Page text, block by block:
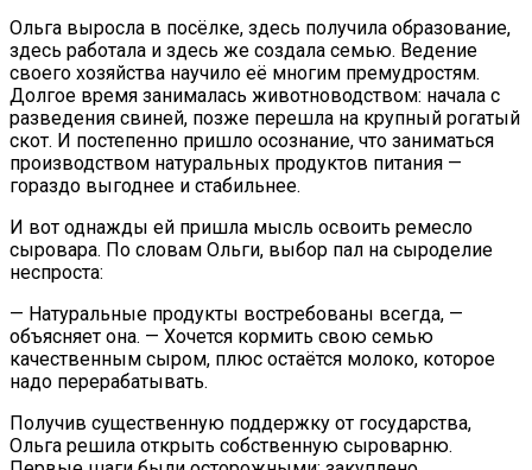
Ольга выросла в посёлке, здесь получила образование,
здесь работала и здесь же создала семью. Ведение
своего хозяйства научило её многим премудростям.
Долгое время занималась животноводством: начала с
разведения свиней, позже перешла на крупный рогатый
скот. И постепенно пришло осознание, что заниматься
производством натуральных продуктов питания —
гораздо выгоднее и стабильнее.
И вот однажды ей пришла мысль освоить ремесло
сыровара. По словам Ольги, выбор пал на сыроделие
неспроста:
— Натуральные продукты востребованы всегда, —
объясняет она. — Хочется кормить свою семью
качественным сыром, плюс остаётся молоко, которое
надо перерабатывать.
Получив существенную поддержку от государства,
Ольга решила открыть собственную сыроварню.